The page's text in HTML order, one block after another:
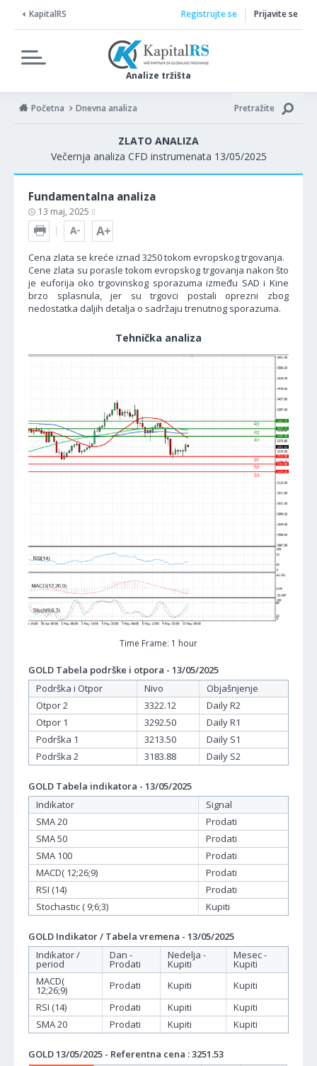
KapitalRS
Analize tržišta
Registrujte se Prijavite se
Početna Dnevna analiza Pretražite
ZLATO ANALIZA
Večernja analiza CFD instrumenata 13/05/2025
Fundamentalna analiza
13 maj, 2025
Cena zlata se kreće iznad 3250 tokom evropskog trgovanja.
Cene zlata su porasle tokom evropskog trgovanja nakon što
je euforija oko trgovinskog sporazuma između SAD i Kine
brzo splasnula, jer su trgovci postali oprezni zbog
nedostatka daljih detalja o sadržaju trenutnog sporazuma.
Tehnička analiza
Time Frame: 1 hour
GOLD Tabela podrške i otpora - 13/05/2025
Podrška i Otpor
Nivo
Objašnjenje
Otpor 2
3322.12
Daily R2
Otpor 1
3292.50
Daily R1
Podrška 1
3213.50
Daily S1
Podrška 2
3183.88 Daily S2
GOLD Tabela indikatora - 13/05/2025
Indikator
Signal
SMA 20
Prodati
SMA 50
Prodati
SMA 100
Prodati
MACD( 12;26;9)
Prodati
RSI (14)
Prodati
Stochastic ( 9;6;3)
Kupiti
GOLD Indikator / Tabela vremena - 13/05/2025
Indikator /
period
Dan -
Prodati
Nedelja -
Kupiti
Mesec -
Kupiti
MACD(
12;26;9) Prodati Kupiti
Kupiti
RSI (14)
Prodati Kupiti
Kupiti
SMA 20
Prodati Kupiti Kupiti
GOLD 13/05/2025 - Referentna cena : 3251.53